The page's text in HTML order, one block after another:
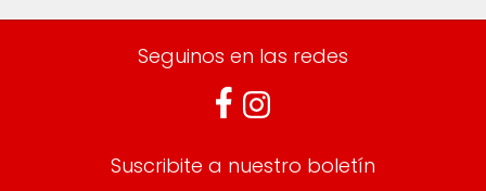
Seguinos en las redes
Suscribite a nuestro boletín